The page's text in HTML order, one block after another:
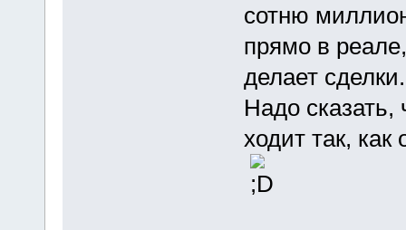
сотню
прямо в
делает сделки.
Надо
ходит так, как